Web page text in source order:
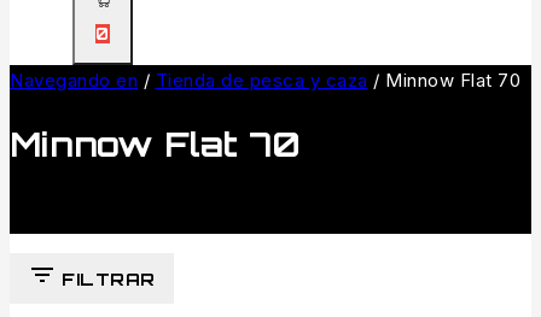
0
Navegando en / Tienda de pesca y caza / Minnow Flat 70
Minnow Flat 70
FILTRAR